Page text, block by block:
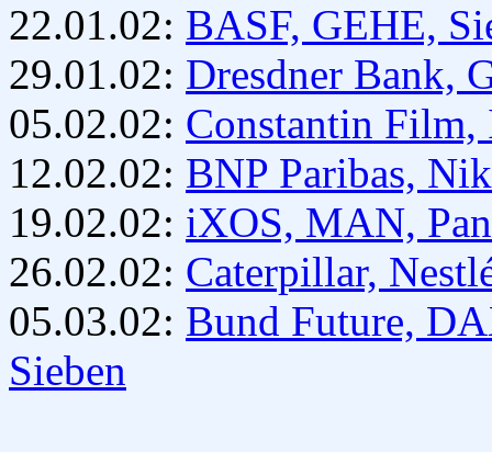
22.01.02: BASF, GEHE,
29.01.02: Dresdner Bank,
05.02.02: Constantin Film,
12.02.02: BNP Paribas,
19.02.02: iXOS, MAN,
26.02.02: Caterpillar,
05.03.02: Bund Future,
Sieben